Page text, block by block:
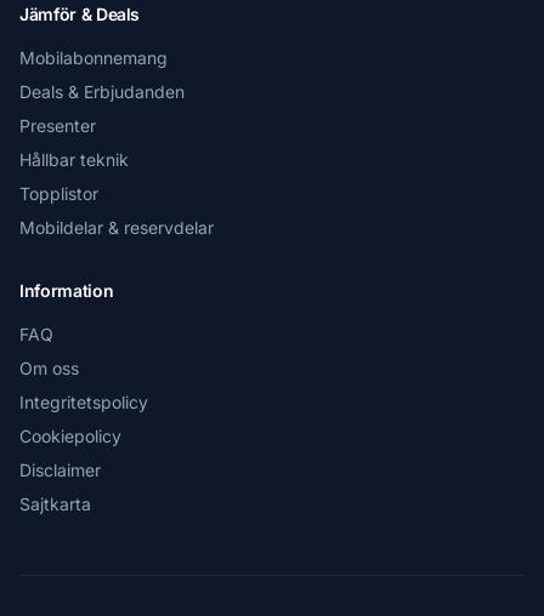
Jämför & Deals
Mobilabonnemang
Deals & Erbjudanden
Presenter
Hållbar teknik
Topplistor
Mobildelar & reservdelar
Information
FAQ
Om oss
Integritetspolicy
Cookiepolicy
Disclaimer
Sajtkarta